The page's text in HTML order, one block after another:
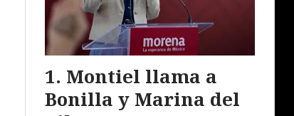
Montiel llama a
Bonilla y Marina del